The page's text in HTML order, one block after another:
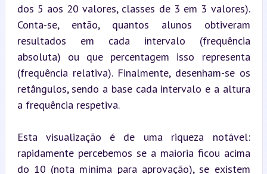
dos 5 aos 20 valores, classes de 3 em 3 valores).
Conta-se, então, quantos alunos obtiveram
resultados em cada intervalo (frequência
absoluta) ou que percentagem isso representa
(frequência relativa). Finalmente, desenham-se os
retângulos, sendo a base cada intervalo e a altura
a frequência respetiva.
Esta visualização é de uma riqueza notável:
rapidamente percebemos se a maioria ficou acima
do 10 (nota mínima para aprovação), se existem